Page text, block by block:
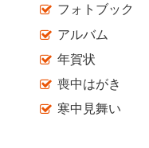
フォトブック
アルバム
年賀状
喪中はがき
寒中見舞い